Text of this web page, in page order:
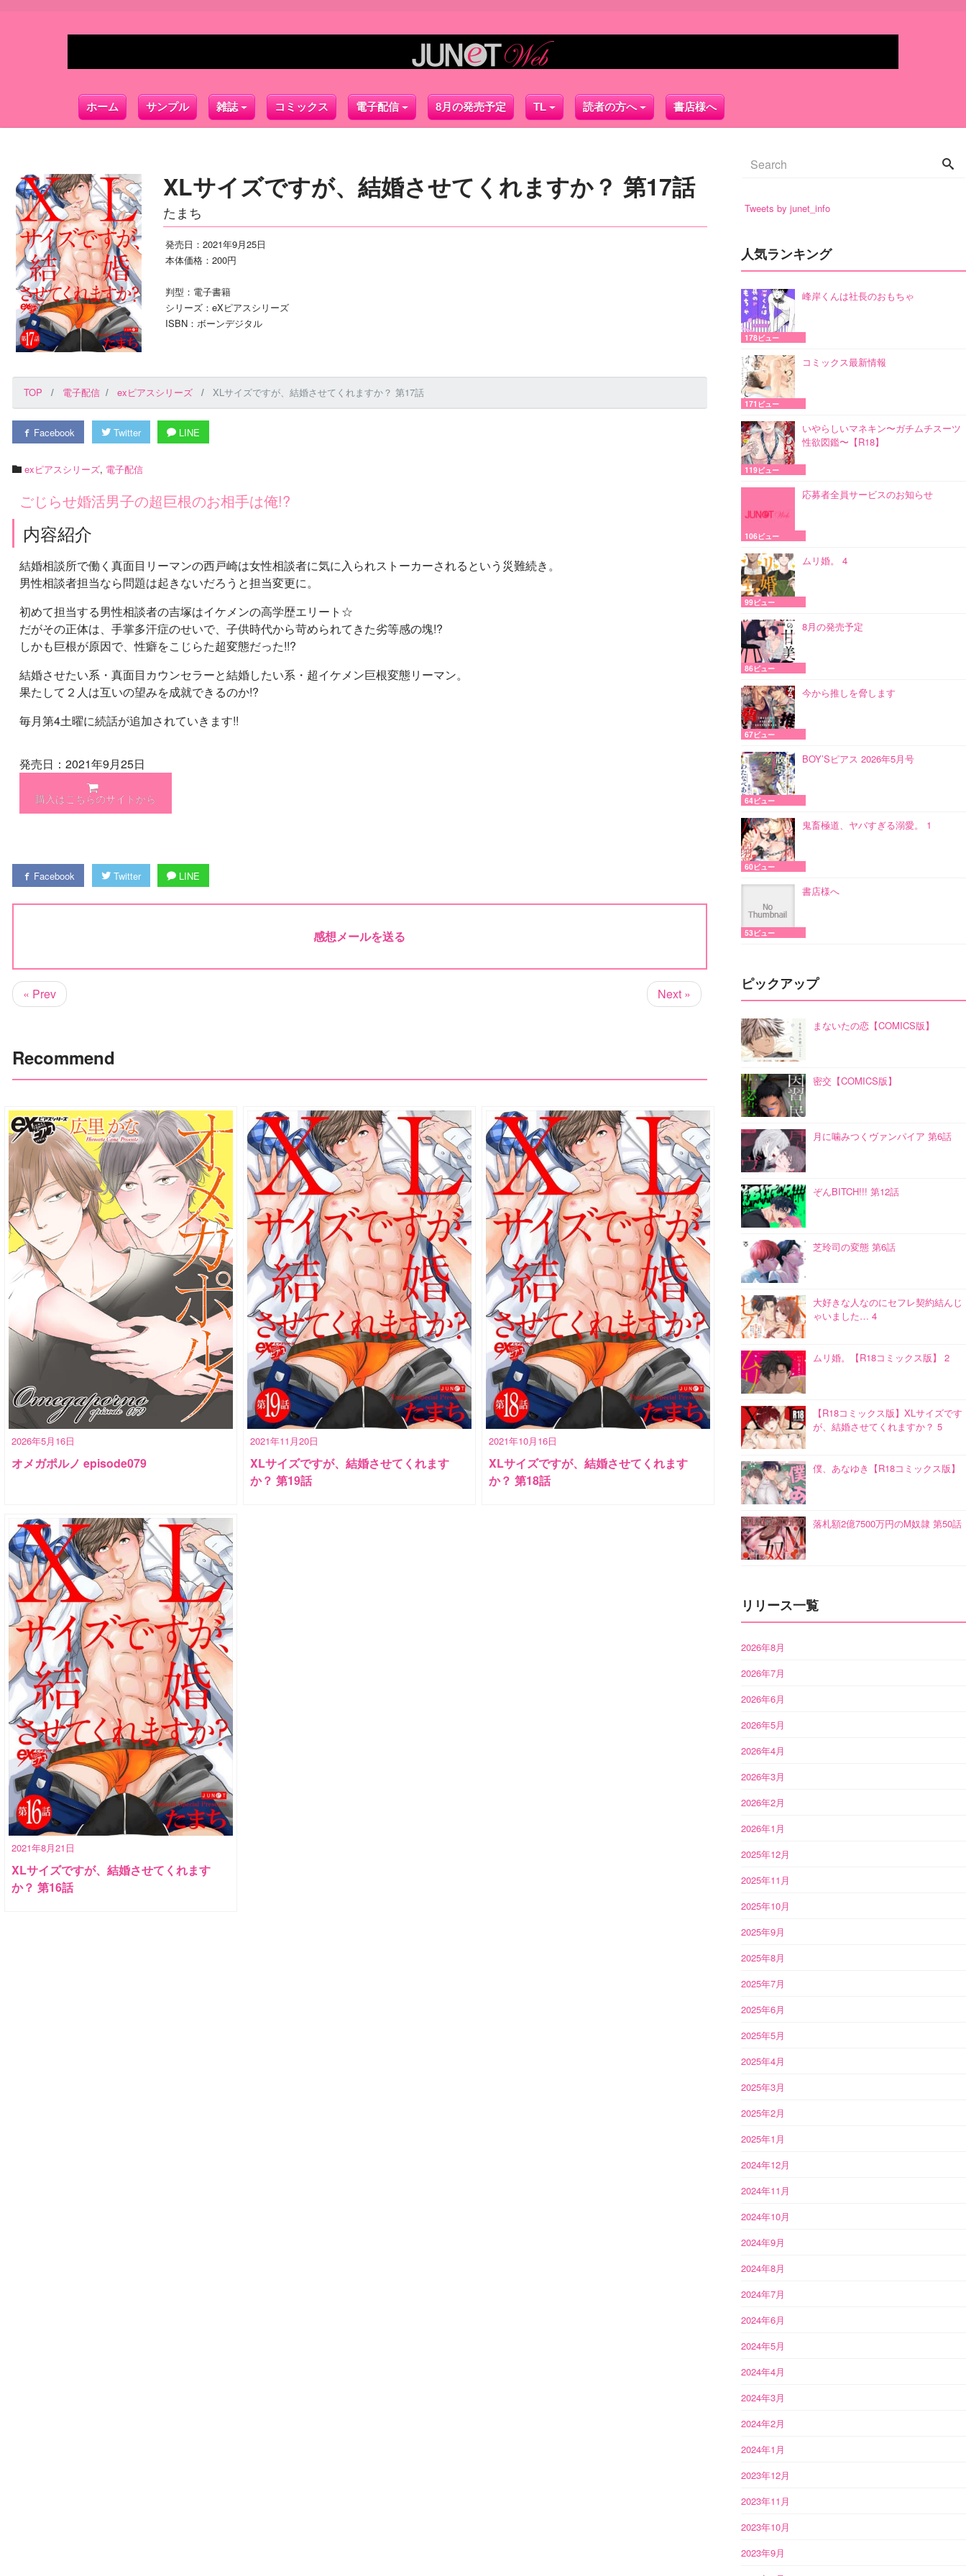
ホーム サンプル 雑誌 コミックス 電子配信 8月の発売予定 TL 読者の方へ 書店様へ
XLサイズですが、結婚させてくれますか？ 第17話
たまち
発売日：2021年9月25日
本体価格：200円
判型：電子書籍
シリーズ：eXピアスシリーズ
ISBN：ボーンデジタル
TOP 電子配信 exピアスシリーズ XLサイズですが、結婚させてくれますか？ 第17話
Facebook Twitter LINE
exピアスシリーズ, 電子配信
ごじらせ婚活男子の超巨根のお相手は俺!?
内容紹介
結婚相談所で働く真面目リーマンの西戸崎は女性相談者に気に入られストーカーされるという災難続き。
男性相談者担当なら問題は起きないだろうと担当変更に。
初めて担当する男性相談者の吉塚はイケメンの高学歴エリート☆
だがその正体は、手掌多汗症のせいで、子供時代から苛められてきた劣等感の塊!?
しかも巨根が原因で、性癖をこじらた超変態だった!!?
結婚させたい系・真面目カウンセラーと結婚したい系・超イケメン巨根変態リーマン。
果たして２人は互いの望みを成就できるのか!?
毎月第4土曜に続話が追加されていきます!!
発売日：2021年9月25日
購入はこちらのサイトから
Facebook Twitter LINE
感想メールを送る
« Prev Next »
Recommend
2026年5月16日
オメガポルノ episode079
2021年11月20日
XLサイズですが、結婚させてくれます
か？ 第19話
2021年10月16日
XLサイズですが、結婚させてくれます
か？ 第18話
2021年8月21日
XLサイズですが、結婚させてくれます
か？ 第16話
Tweets by junet_info
人気ランキング
峰岸くんは社長のおもちゃ
178ビュー
コミックス最新情報
171ビュー
いやらしいマネキン〜ガチムチスーツ
性欲図鑑〜【R18】
119ビュー
応募者全員サービスのお知らせ
106ビュー
ムリ婚。 4
99ビュー
8月の発売予定
86ビュー
今から推しを脅します
67ビュー
BOY’Sピアス 2026年5月号
64ビュー
鬼畜極道、ヤバすぎる溺愛。 1
60ビュー
書店様へ
53ビュー
ピックアップ
まないたの恋【COMICS版】
密交【COMICS版】
月に噛みつくヴァンパイア 第6話
ぞんBITCH!!! 第12話
芝玲司の変態 第6話
大好きな人なのにセフレ契約結んじ
ゃいました… 4
ムリ婚。【R18コミックス版】 2
【R18コミックス版】XLサイズです
が、結婚させてくれますか？ 5
僕、あなゆき【R18コミックス版】
落札額2億7500万円のM奴隷 第50話
リリース一覧
2026年8月
2026年7月
2026年6月
2026年5月
2026年4月
2026年3月
2026年2月
2026年1月
2025年12月
2025年11月
2025年10月
2025年9月
2025年8月
2025年7月
2025年6月
2025年5月
2025年4月
2025年3月
2025年2月
2025年1月
2024年12月
2024年11月
2024年10月
2024年9月
2024年8月
2024年7月
2024年6月
2024年5月
2024年4月
2024年3月
2024年2月
2024年1月
2023年12月
2023年11月
2023年10月
2023年9月